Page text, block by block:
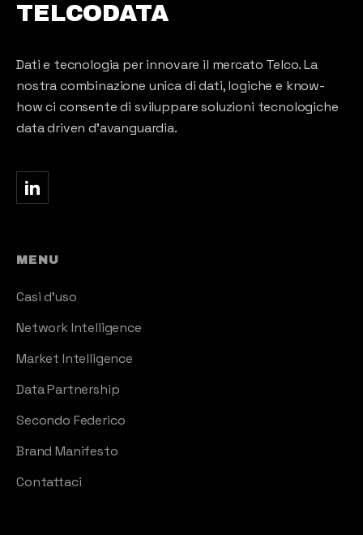
TELCODATA
Dati e tecnologia per innovare il mercato Telco. La
nostra combinazione unica di dati, logiche e know-
how ci consente di sviluppare soluzioni tecnologiche
data driven d'avanguardia.
MENU
Casi d'uso
Network Intelligence
Market Intelligence
Data Partnership
Secondo Federico
Brand Manifesto
Contattaci